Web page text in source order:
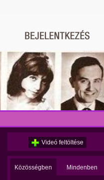
Videó feltöltése
Közösségben Mindenben